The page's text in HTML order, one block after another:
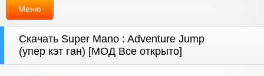
Меню
Скачать Super Mano : Adventure Jump
(упер кэт ган) [МОД Все открыто]